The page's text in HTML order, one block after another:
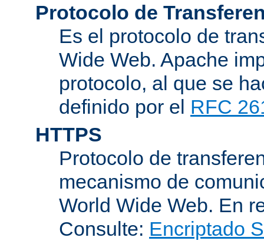
Protocolo de
Es el protocolo de
Wide Web. Apache
protocolo, al que se
definido por el RFC
HTTPS
Protocolo de
mecanismo de
World Wide Web. En
Consulte: Encriptado